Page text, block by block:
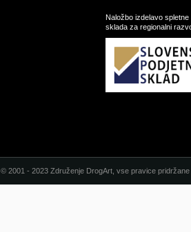
Naložbo izdelavo
sklada za regionalni
© 2001 - 2023 Združenje DrogArt, vse pravice pridržane